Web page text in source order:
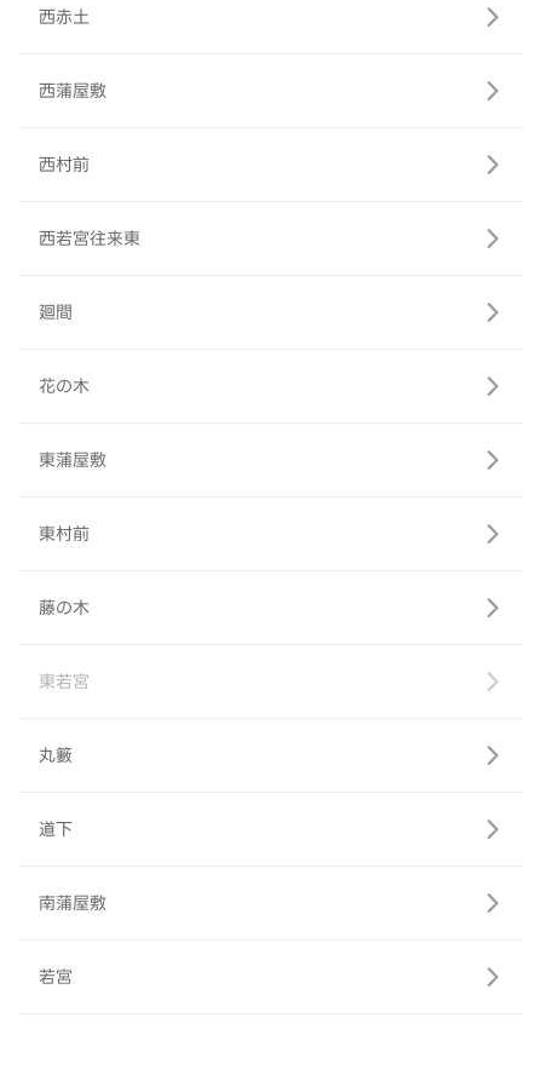
西赤土
西蒲屋敷
西村前
西若宮往来東
廻間
花の木
東蒲屋敷
東村前
藤の木
東若宮
丸籔
道下
南蒲屋敷
若宮